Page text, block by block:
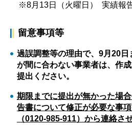
※8月13日（火曜日） 実績報
留意事項等
過誤調整等の理由で、9月20
が間に合わない事業者は、作
提出ください。
期限までに提出が無かった場
告書について修正が必要な事
（0120-985-911）から連絡さ